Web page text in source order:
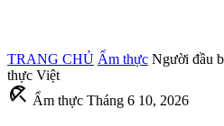
TRANG CHỦ Ẩm thực Người đầu
thực Việt
beach_access Ẩm thực Tháng 6 10, 2026